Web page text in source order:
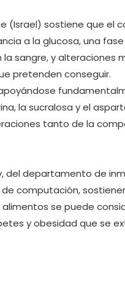
(Israel) sostiene que el
a la glucosa, una
sangre, y alteraciones
pretenden conseguir.
la sucralosa y el
tanto de la
del departamento de
computación,
se puede
y obesidad que se